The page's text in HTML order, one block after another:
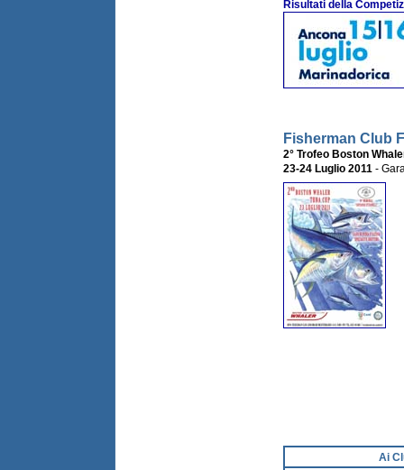
Risultati della
Fisherman Club
2° Trofeo Boston
23-24 Luglio 2011 -
Ai